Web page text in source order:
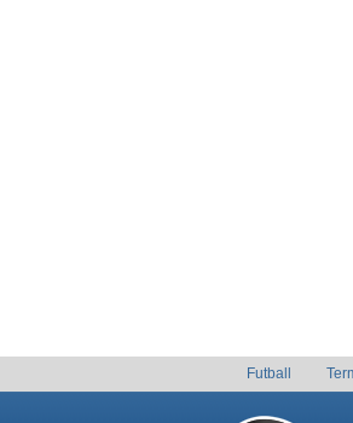
Futball